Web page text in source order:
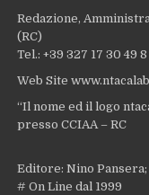
Redazione,
(RC)
Tel.: +39 327 17 30 49 8
Web Site
“Il nome ed il logo
presso CCIAA – RC
Editore: Nino
# On Line dal 1999